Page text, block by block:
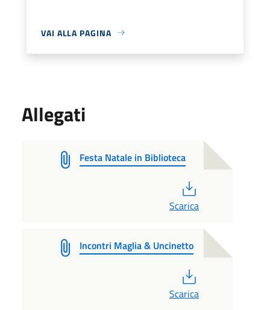
VAI ALLA PAGINA
Allegati
Festa Natale in Biblioteca
Scarica
Incontri Maglia & Uncinetto
Scarica